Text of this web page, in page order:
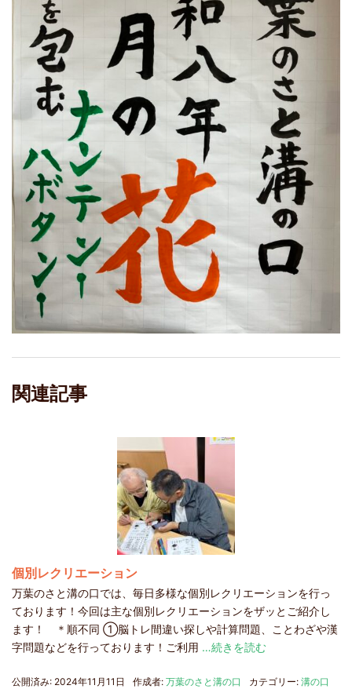
関連記事
個別レクリエーション
万葉のさと溝の口では、毎日多様な個別レクリエーションを行っ
ております！今回は主な個別レクリエーションをザッとご紹介し
ます！ ＊順不同 ①脳トレ間違い探しや計算問題、ことわざや漢
字問題などを行っております！ご利用 …続きを読む
公開済み: 2024年11月11日 作成者: 万葉のさと溝の口 カテゴリー: 溝の口